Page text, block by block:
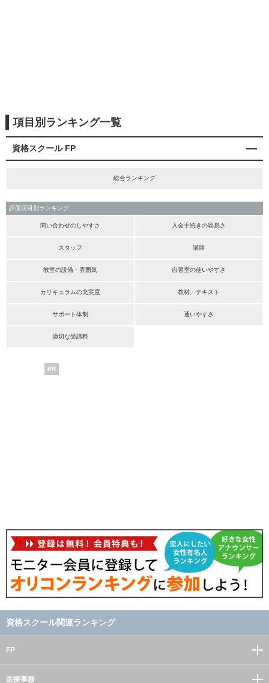
項目別ランキング一覧
資格スクール FP
総合ランキング
評価項目別ランキング
問い合わせのしやすさ 入会手続きの容易さ
スタッフ 講師
教室の設備・雰囲気 自習室の使いやすさ
カリキュラムの充実度 教材・テキスト
サポート体制 通いやすさ
適切な受講料
PR
資格スクール関連ランキング
FP
医療事務